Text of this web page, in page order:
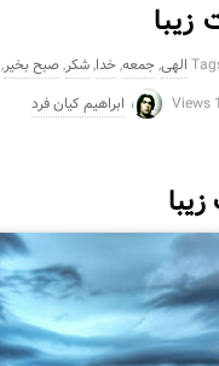
زیبا
الهی,جمعه,خدا,شکر,صبح بخیر,
ابراهیم کیان فرد